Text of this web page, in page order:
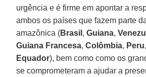
urgência e é firme em apontar a
ambos os países que fazem parte
amazônica (Brasil ,Guiana,
Guiana Francesa,Colômbia, Peru
Equador), bem como como os
se comprometeram a ajudar a